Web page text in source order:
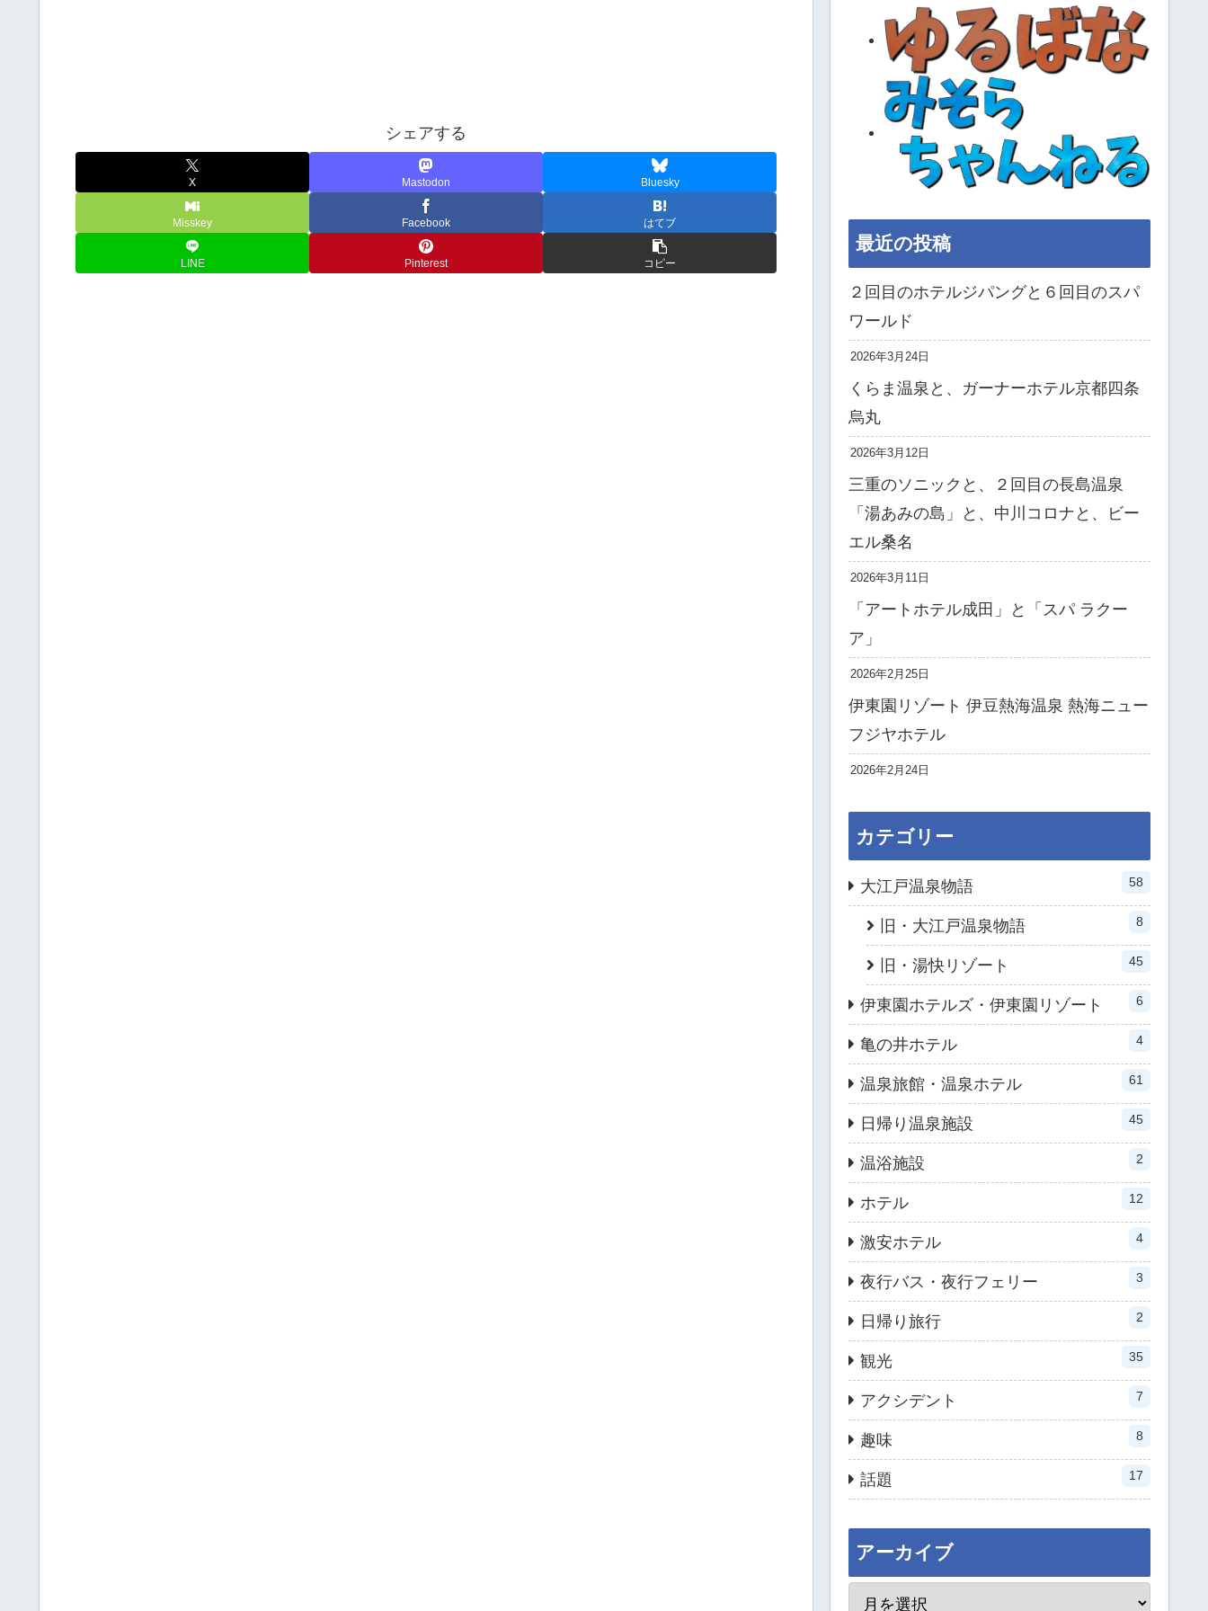
シェアする
X Mastodon Bluesky
Misskey Facebook はてブ
LINE Pinterest コピー
最近の投稿
２回目のホテルジパングと６回目のスパ
ワールド
2026年3月24日
くらま温泉と、ガーナーホテル京都四条
烏丸
2026年3月12日
三重のソニックと、２回目の長島温泉
「湯あみの島」と、中川コロナと、ビー
エル桑名
2026年3月11日
「アートホテル成田」と「スパ ラクー
ア」
2026年2月25日
伊東園リゾート 伊豆熱海温泉 熱海ニュー
フジヤホテル
2026年2月24日
カテゴリー
大江戸温泉物語 58
旧・大江戸温泉物語 8
旧・湯快リゾート 45
伊東園ホテルズ・伊東園リゾート 6
亀の井ホテル 4
温泉旅館・温泉ホテル 61
日帰り温泉施設 45
温浴施設 2
ホテル 12
激安ホテル 4
夜行バス・夜行フェリー 3
日帰り旅行 2
観光 35
アクシデント 7
趣味 8
話題 17
アーカイブ